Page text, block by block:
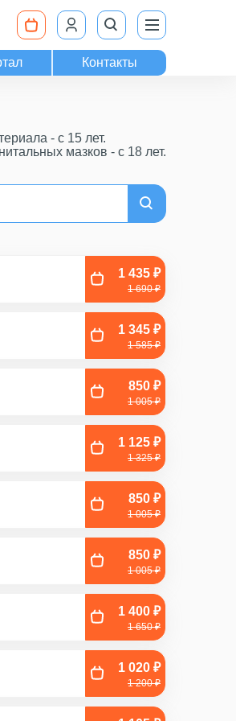
Контакты
- c 15 лет.
мазков - с 18 лет.
1 435 ₽
1 690 ₽
1 345 ₽
1 585 ₽
850 ₽
1 005 ₽
1 125 ₽
1 325 ₽
850 ₽
1 005 ₽
850 ₽
1 005 ₽
1 400 ₽
1 650 ₽
1 020 ₽
1 200 ₽